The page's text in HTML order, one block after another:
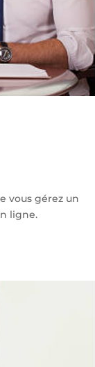
vous gérez un
ligne.